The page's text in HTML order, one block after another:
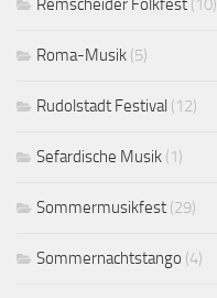
Remscheider Folkfest (10)
Roma-Musik (5)
Rudolstadt Festival (12)
Sefardische Musik (1)
Sommermusikfest (29)
Sommernachtstango (4)